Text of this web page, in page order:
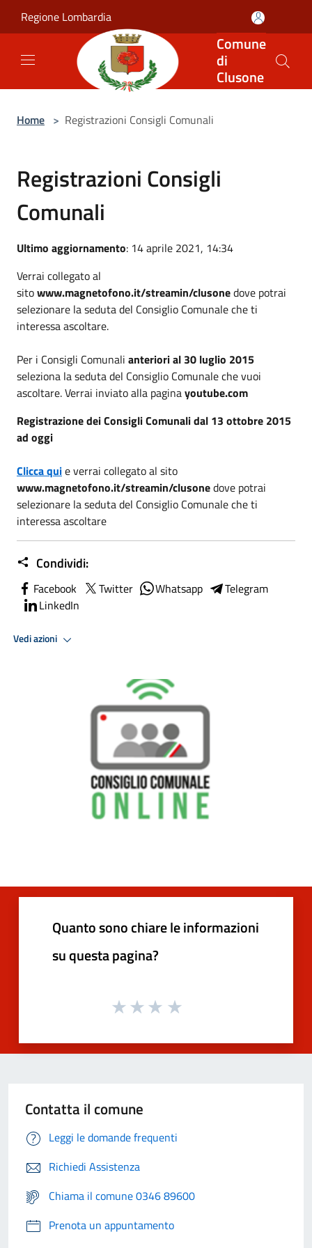
Regione Lombardia
Comune
di
Clusone
Home > Registrazioni Consigli Comunali
Registrazioni Consigli
Comunali
Ultimo aggiornamento: 14 aprile 2021, 14:34
Verrai collegato al
sitowww.magnetofono.it/streamin/clusonedove potrai
selezionare la seduta del Consiglio Comunale che ti
interessa ascoltare.
Per i Consigli Comunali anteriori al 30 luglio 2015
seleziona la seduta del Consiglio Comunale che vuoi
ascoltare. Verrai inviato alla paginayoutube.com
Registrazione dei Consigli Comunali dal 13 ottobre 2015
ad oggi
Clicca quie verrai collegato al sito
www.magnetofono.it/streamin/clusonedove potrai
selezionare la seduta del Consiglio Comunale che ti
interessa ascoltare
Condividi:
Facebook Twitter Whatsapp
Telegram
LinkedIn
Vedi azioni
Quanto sono chiare le informazioni
su questa pagina?
Contatta il comune
Leggi le domande frequenti
Richiedi Assistenza
Chiama il comune 0346 89600
Prenota un appuntamento